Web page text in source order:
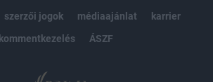
szerzői jogok médiaajánlat
karrier
kommentkezelés
ÁSZF